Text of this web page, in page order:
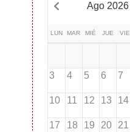
Ago 2026
LUN MAR MIÉ JUE VIE
3 4 5 6 7
10 11 12 13 14
17 18 19 20 21